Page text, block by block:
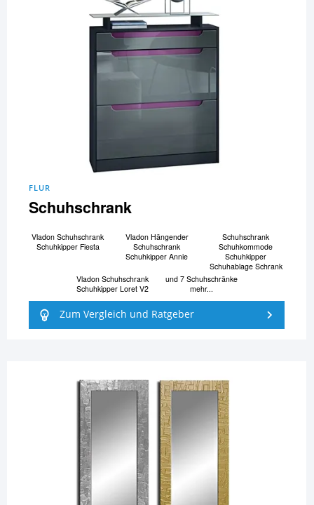
FLUR
Schuhschrank
Vladon Schuhschrank
Schuhkipper Fiesta
Vladon Hängender
Schuhschrank
Schuhkipper Annie
Schuhschrank
Schuhkommode
Schuhkipper
Schuhablage Schrank
Vladon Schuhschrank
Schuhkipper Loret V2
und 7 Schuhschränke
mehr...
Zum Vergleich und Ratgeber